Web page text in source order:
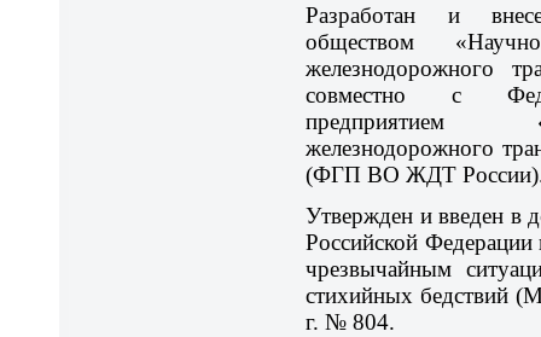
Разработан и
обществом «Научно-
железнодорожного
совместно с
предприятием
железнодорожного
(ФГП ВО ЖДТ
Утвержден и введен в
Российской
чрезвычайным
стихийных бедствий
г. № 804.